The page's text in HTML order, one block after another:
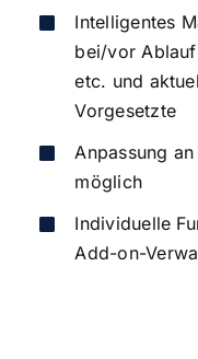
Intelligentes
bei/vor
etc. und
Vorgesetzte
Anpassung
möglich
Individuelle
Add-on-